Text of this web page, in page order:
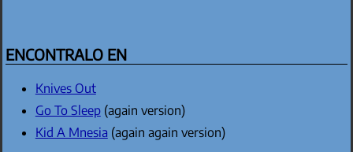
ENCONTRALO EN
Knives Out
Go To Sleep(again version)
Kid A Mnesia (again again version)